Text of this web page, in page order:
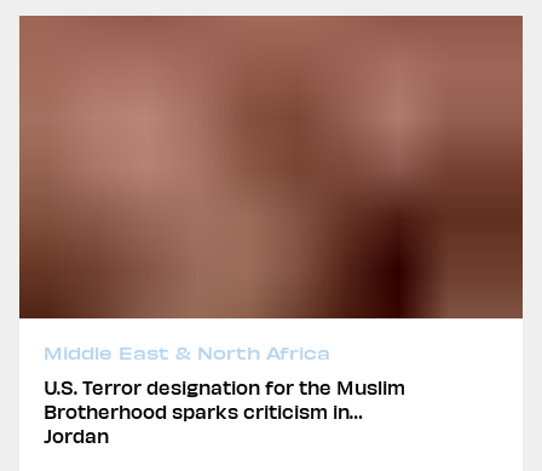
Middle East & North Africa
U.S. Terror designation for the Muslim
Brotherhood sparks criticism in
Jordan